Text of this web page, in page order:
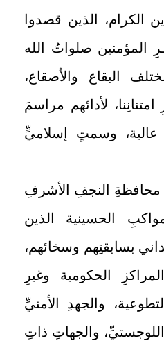
الكرام، الذين قصدوا
المؤمنين صلواتُ الله
البقاع والأصقاع،
لأدائهم مراسمَ
عالية، وسمتٍ إسلاميٍّ
محافظةِ النجفِ الأشرفِ
الحسينية الذين
بسابقتِهم وسخائهم،
الحكومية وغيرِ
والجهدِ الأمنيِّ
والجهاتِ ذاتِ